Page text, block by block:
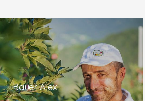
Bauer Alex